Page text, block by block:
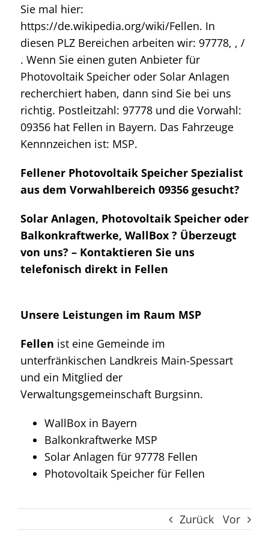
Sie mal hier:
https://de.wikipedia.org/wiki/Fellen. In
diesen PLZ Bereichen arbeiten wir: 97778, , /
. Wenn Sie einen guten Anbieter für
Photovoltaik Speicher oder Solar Anlagen
recherchiert haben, dann sind Sie bei uns
richtig. Postleitzahl: 97778 und die Vorwahl:
09356 hat Fellen in Bayern. Das Fahrzeuge
Kennnzeichen ist: MSP.
Fellener Photovoltaik Speicher Spezialist
aus dem Vorwahlbereich 09356 gesucht?
Solar Anlagen, Photovoltaik Speicher oder
Balkonkraftwerke, WallBox ? Überzeugt
von uns? – Kontaktieren Sie uns
telefonisch direkt in Fellen
Unsere Leistungen im Raum MSP
Fellen ist eine Gemeinde im
unterfränkischen Landkreis Main-Spessart
und ein Mitglied der
Verwaltungsgemeinschaft Burgsinn.
WallBox in Bayern
Balkonkraftwerke MSP
Solar Anlagen für 97778 Fellen
Photovoltaik Speicher für Fellen
Zurück Vor